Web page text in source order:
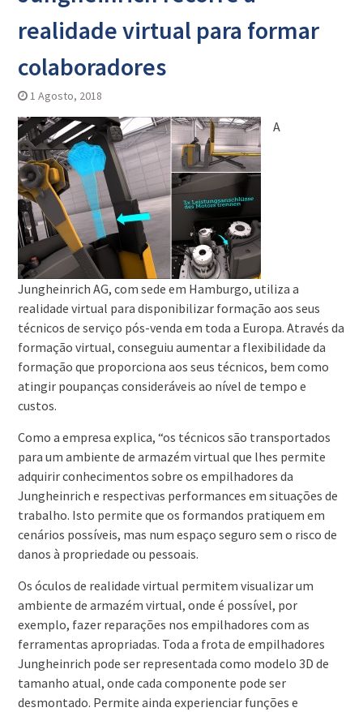
realidade virtual para formar
colaboradores
1 Agosto, 2018
A
Jungheinrich AG, com sede em Hamburgo, utiliza a
realidade virtual para disponibilizar formação aos seus
técnicos de serviço pós-venda em toda a Europa. Através da
formação virtual, conseguiu aumentar a flexibilidade da
formação que proporciona aos seus técnicos, bem como
atingir poupanças consideráveis ao nível de tempo e
custos.
Como a empresa explica, “os técnicos são transportados
para um ambiente de armazém virtual que lhes permite
adquirir conhecimentos sobre os empilhadores da
Jungheinrich e respectivas performances em situações de
trabalho. Isto permite que os formandos pratiquem em
cenários possíveis, mas num espaço seguro sem o risco de
danos à propriedade ou pessoais.
Os óculos de realidade virtual permitem visualizar um
ambiente de armazém virtual, onde é possível, por
exemplo, fazer reparações nos empilhadores com as
ferramentas apropriadas. Toda a frota de empilhadores
Jungheinrich pode ser representada como modelo 3D de
tamanho atual, onde cada componente pode ser
desmontado. Permite ainda experienciar funções e